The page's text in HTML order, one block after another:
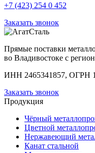
+7 (423) 254 0 452
Заказать звонок
Прямые поставки
во Владивостоке с
ИНН 2465341857, ОГРН
Заказать звонок
Продукция
Чёрный
Цветной
Нержавеющий
Канат стальной